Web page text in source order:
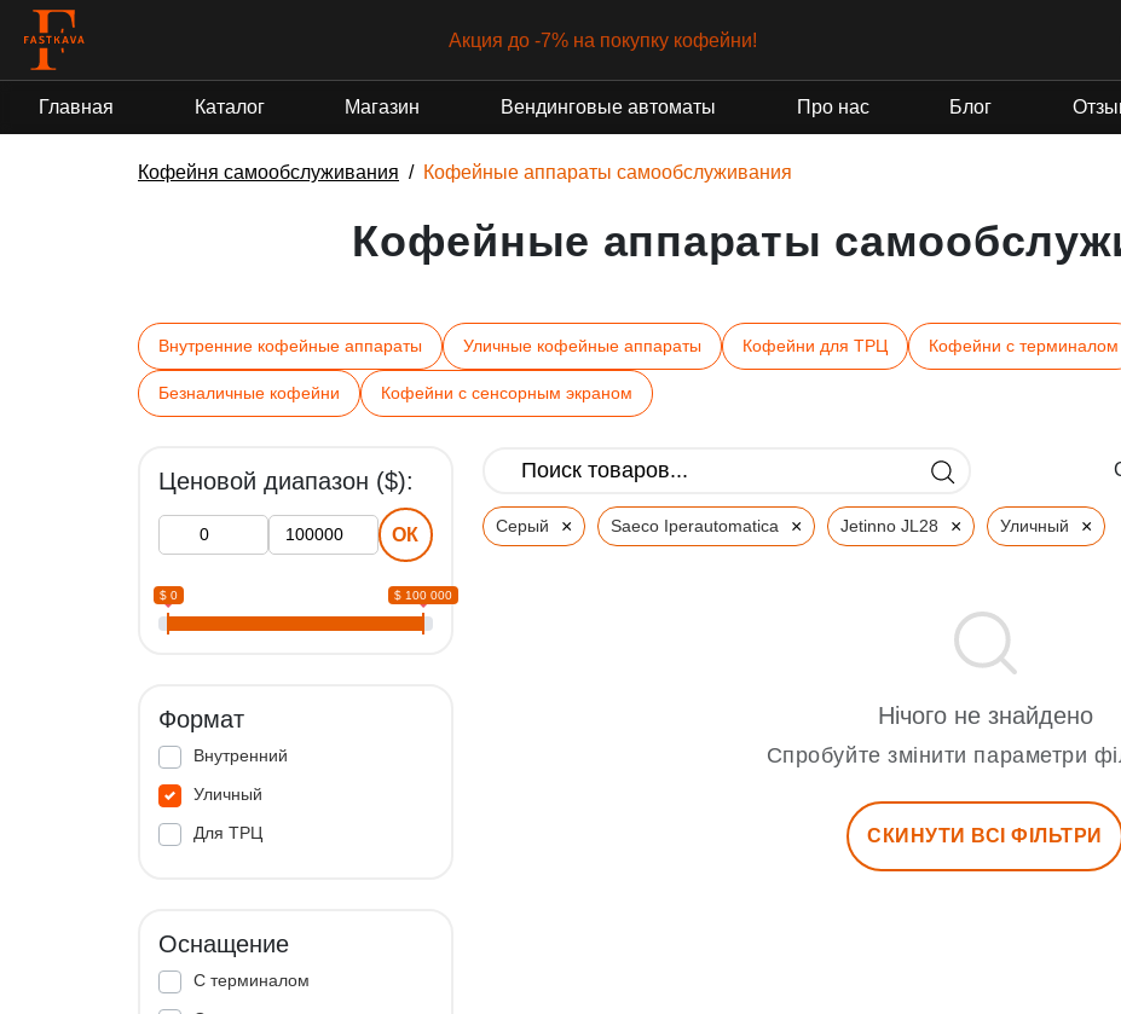
Акция до -7% на покупку кофейни!
Главная Каталог Магазин Вендинговые автоматы Про нас Блог
Кофейня самообслуживания Кофейные аппараты самообслуживания
Кофейные аппараты
Внутренние кофейные аппараты Уличные кофейные аппараты Кофейни для ТРЦ Кофейни с терминалом
Безналичные кофейни Кофейни с сенсорным экраном
Ценовой диапазон ($):
ОК
$ 0 $ 100 000
Формат
Внутренний
Уличный
Для ТРЦ
Оснащение
С терминалом
Серый × Saeco Iperautomatica × Jetinno JL28 × Уличный ×
Нічого не знайдено
Спробуйте змінити параметри
СКИНУТИ ВСІ ФІЛЬТРИ